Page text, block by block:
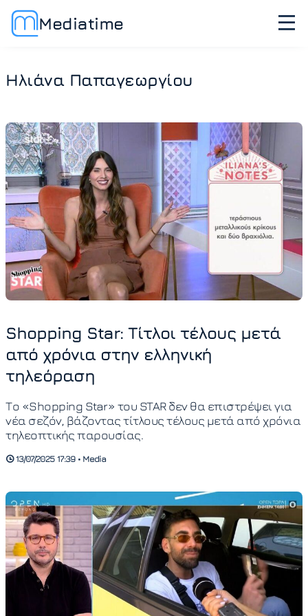
Mediatime
Ηλιάνα Παπαγεωργίου
Shopping Star: Τίτλοι τέλους μετά
από χρόνια στην ελληνική
τηλεόραση
Το «Shopping Star» του STAR δεν θα επιστρέψει για
νέα σεζόν, βάζοντας τίτλους τέλους μετά από χρόνια
τηλεοπτικής παρουσίας.
13/07/2025 17:39 • Media